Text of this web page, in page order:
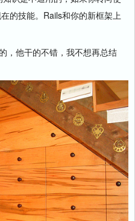
的技能。Rails和你的新框架上
他干的不错，我不想再总结